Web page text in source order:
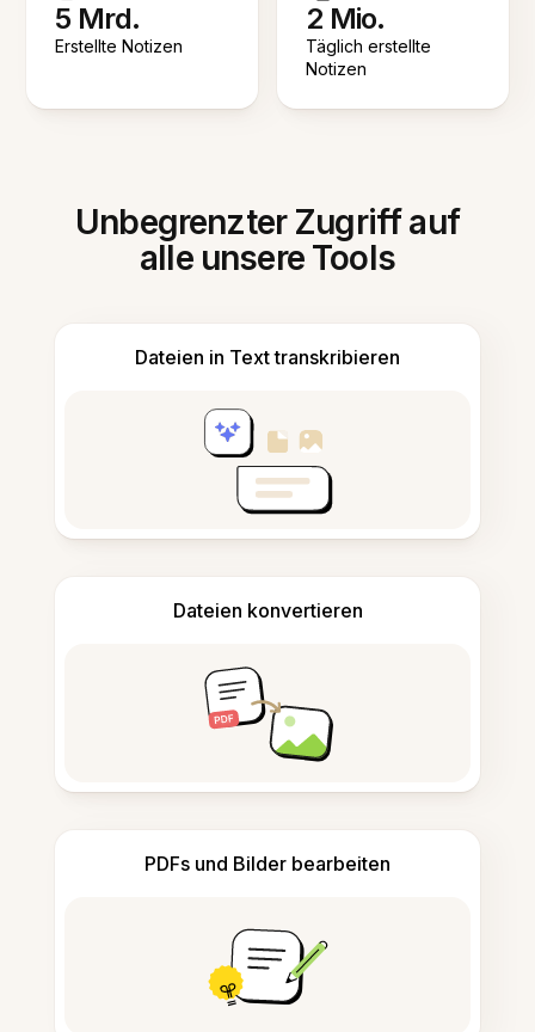
5 Mrd.
Erstellte Notizen
2 Mio.
Täglich erstellte
Notizen
Unbegrenzter Zugriff auf
alle unsere Tools
Dateien in Text transkribieren
Dateien konvertieren
PDFs und Bilder bearbeiten